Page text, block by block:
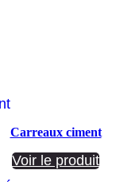
Carreaux ciment
Voir le produit